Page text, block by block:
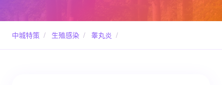
中城特策 / 生殖感染 / 睾丸炎 /